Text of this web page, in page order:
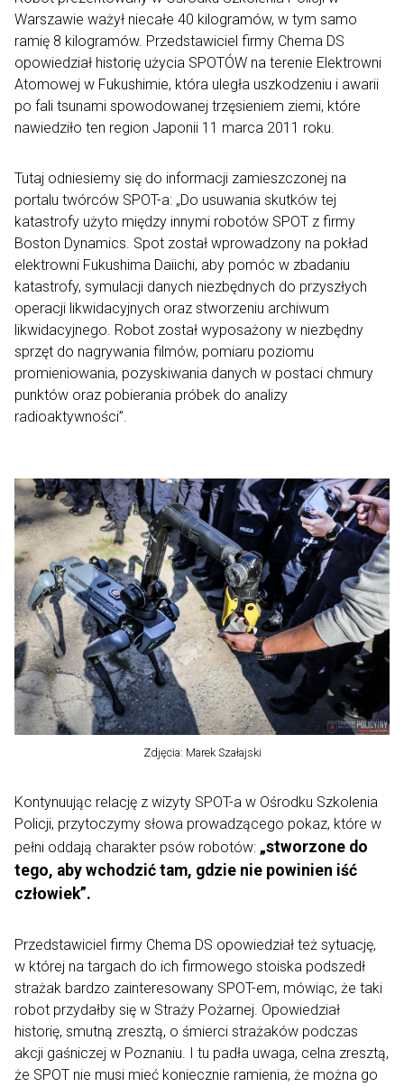
Warszawie ważył niecałe 40 kilogramów, w tym samo
ramię 8 kilogramów. Przedstawiciel firmy Chema DS
opowiedział historię użycia SPOTÓW na terenie Elektrowni
Atomowej w Fukushimie, która uległa uszkodzeniu i awarii
po fali tsunami spowodowanej trzęsieniem ziemi, które
nawiedziło ten region Japonii 11 marca 2011 roku.
Tutaj odniesiemy się do informacji zamieszczonej na
portalu twórców SPOT-a: „Do usuwania skutków tej
katastrofy użyto między innymi robotów SPOT z firmy
Boston Dynamics. Spot został wprowadzony na pokład
elektrowni Fukushima Daiichi, aby pomóc w zbadaniu
katastrofy, symulacji danych niezbędnych do przyszłych
operacji likwidacyjnych oraz stworzeniu archiwum
likwidacyjnego. Robot został wyposażony w niezbędny
sprzęt do nagrywania filmów, pomiaru poziomu
promieniowania, pozyskiwania danych w postaci chmury
punktów oraz pobierania próbek do analizy
radioaktywności”.
Zdjęcia: Marek Szałajski
Kontynuując relację z wizyty SPOT-a w Ośrodku Szkolenia
Policji, przytoczymy słowa prowadzącego pokaz, które w
pełni oddają charakter psów robotów: „stworzone do
tego, aby wchodzić tam, gdzie nie powinien iść
człowiek”.
Przedstawiciel firmy Chema DS opowiedział też sytuację,
w której na targach do ich firmowego stoiska podszedł
strażak bardzo zainteresowany SPOT-em, mówiąc, że taki
robot przydałby się w Straży Pożarnej. Opowiedział
historię, smutną zresztą, o śmierci strażaków podczas
akcji gaśniczej w Poznaniu. I tu padła uwaga, celna zresztą,
że SPOT nie musi mieć koniecznie ramienia, że można go